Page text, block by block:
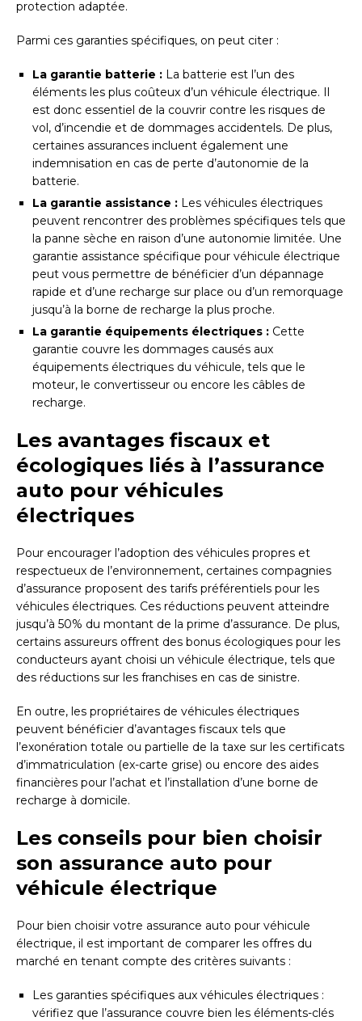
protection adaptée.
Parmi ces garanties spécifiques, on peut citer :
La garantie batterie : La batterie est l’un des
éléments les plus coûteux d’un véhicule électrique. Il
est donc essentiel de la couvrir contre les risques de
vol, d’incendie et de dommages accidentels. De plus,
certaines assurances incluent également une
indemnisation en cas de perte d’autonomie de la
batterie.
La garantie assistance : Les véhicules électriques
peuvent rencontrer des problèmes spécifiques tels que
la panne sèche en raison d’une autonomie limitée. Une
garantie assistance spécifique pour véhicule électrique
peut vous permettre de bénéficier d’un dépannage
rapide et d’une recharge sur place ou d’un remorquage
jusqu’à la borne de recharge la plus proche.
La garantie équipements électriques : Cette
garantie couvre les dommages causés aux
équipements électriques du véhicule, tels que le
moteur, le convertisseur ou encore les câbles de
recharge.
Les avantages fiscaux et
écologiques liés à l’assurance
auto pour véhicules
électriques
Pour encourager l’adoption des véhicules propres et
respectueux de l’environnement, certaines compagnies
d’assurance proposent des tarifs préférentiels pour les
véhicules électriques. Ces réductions peuvent atteindre
jusqu’à 50% du montant de la prime d’assurance. De plus,
certains assureurs offrent des bonus écologiques pour les
conducteurs ayant choisi un véhicule électrique, tels que
des réductions sur les franchises en cas de sinistre.
En outre, les propriétaires de véhicules électriques
peuvent bénéficier d’avantages fiscaux tels que
l’exonération totale ou partielle de la taxe sur les certificats
d’immatriculation (ex-carte grise) ou encore des aides
financières pour l’achat et l’installation d’une borne de
recharge à domicile.
Les conseils pour bien choisir
son assurance auto pour
véhicule électrique
Pour bien choisir votre assurance auto pour véhicule
électrique, il est important de comparer les offres du
marché en tenant compte des critères suivants :
Les garanties spécifiques aux véhicules électriques :
vérifiez que l’assurance couvre bien les éléments-clés